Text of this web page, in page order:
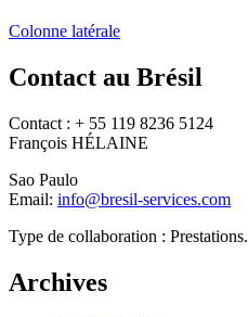
Colonne latérale
Contact au Brésil
Contact : + 55 119 8236 5124
François HÉLAINE
Sao Paulo
Email: info@bresil-services.com
Type de collaboration : Prestations.
Archives